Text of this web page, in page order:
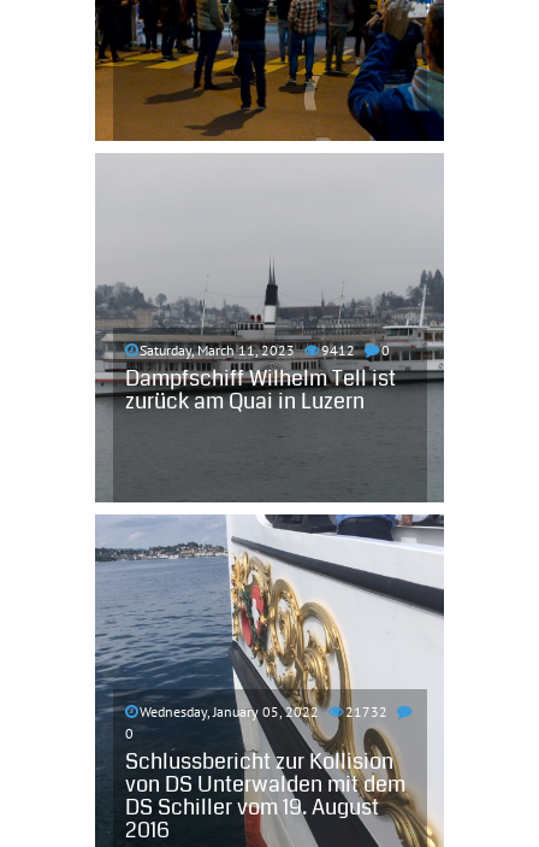
Saturday, March 11, 2023 9412 0
Dampfschiff Wilhelm Tell ist
zurück am Quai in Luzern
Wednesday, January 05, 2022
21732
0
Schlussbericht zur Kollision
von DS Unterwalden mit dem
DS Schiller vom 19. August
2016